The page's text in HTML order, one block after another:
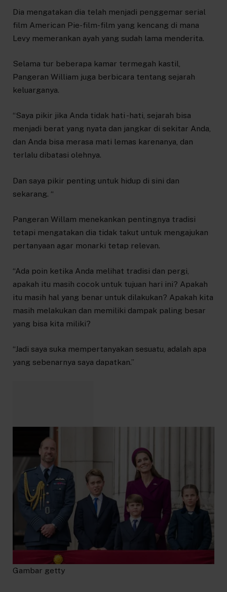
Dia mengatakan dia telah menjadi penggemar serial
film American Pie-film-film yang kencang di mana
Levy memerankan ayah yang sudah lama menderita.
Selama tur beberapa kamar termegah kastil,
Pangeran William juga berbicara tentang sejarah
keluarganya.
“Saya pikir jika Anda tidak hati -hati, sejarah bisa
menjadi berat yang nyata dan jangkar di sekitar Anda,
dan Anda bisa merasa mati lemas karenanya, dan
terlalu dibatasi olehnya.
Dan saya pikir penting untuk hidup di sini dan
sekarang. “
Pangeran Willam menekankan pentingnya tradisi
tetapi mengatakan dia tidak takut untuk mengajukan
pertanyaan agar monarki tetap relevan.
“Ada poin ketika Anda melihat tradisi dan pergi,
apakah itu masih cocok untuk tujuan hari ini? Apakah
itu masih hal yang benar untuk dilakukan? Apakah kita
masih melakukan dan memiliki dampak paling besar
yang bisa kita miliki?
“Jadi saya suka mempertanyakan sesuatu, adalah apa
yang sebenarnya saya dapatkan.”
Gambar getty